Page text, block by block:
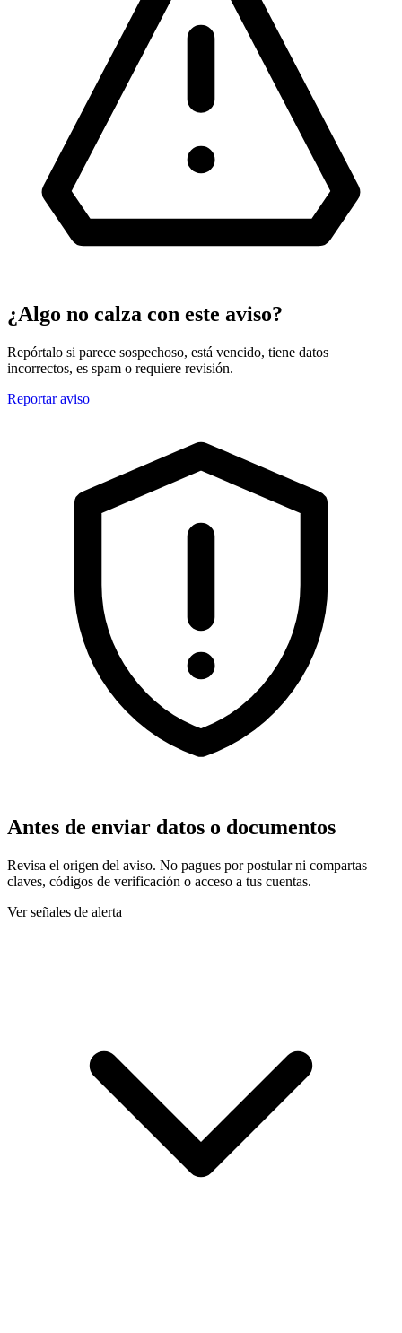
¿Algo no calza con este aviso?
Repórtalo si parece sospechoso, está vencido, tiene datos
incorrectos, es spam o requiere revisión.
Reportar aviso
Antes de enviar datos o documentos
Revisa el origen del aviso. No pagues por postular ni compartas
claves, códigos de verificación o acceso a tus cuentas.
Ver señales de alerta